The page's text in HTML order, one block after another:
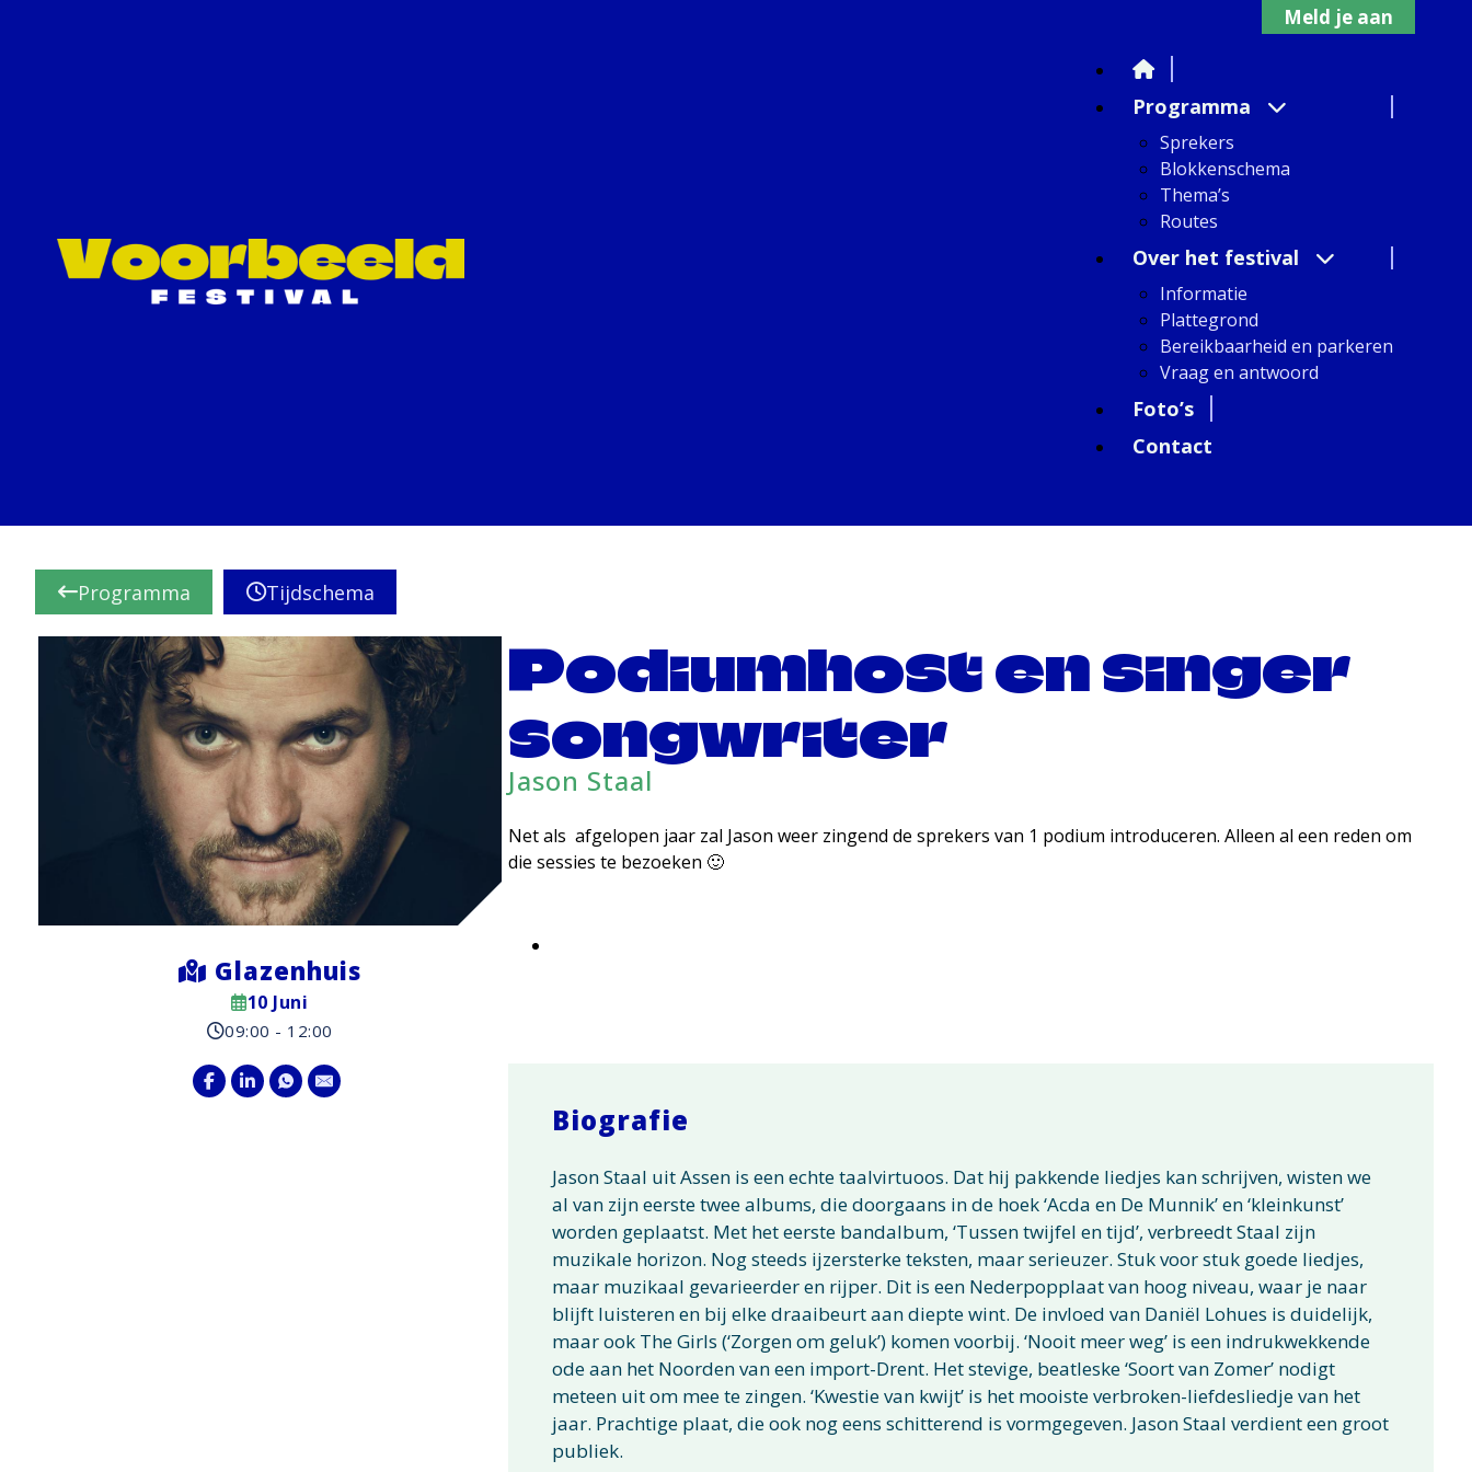
Meld je aan
Programma
Sprekers
Blokkenschema
Thema’s
Routes
Over het festival
Informatie
Plattegrond
Bereikbaarheid en parkeren
Vraag en antwoord
Foto’s
Contact
Programma Tijdschema
Glazenhuis
10 Juni
09:00 - 12:00
Podiumhost en singer
songwriter
Jason Staal
Net als afgelopen jaar zal Jason weer zingend de sprekers van 1 podium introduceren. Alleen al een reden om
die sessies te bezoeken 🙂
Biografie
Jason Staal uit Assen is een echte taalvirtuoos. Dat hij pakkende liedjes kan schrijven, wisten we
al van zijn eerste twee albums, die doorgaans in de hoek ‘Acda en De Munnik’ en ‘kleinkunst’
worden geplaatst. Met het eerste bandalbum, ‘Tussen twijfel en tijd’, verbreedt Staal zijn
muzikale horizon. Nog steeds ijzersterke teksten, maar serieuzer. Stuk voor stuk goede liedjes,
maar muzikaal gevarieerder en rijper. Dit is een Nederpopplaat van hoog niveau, waar je naar
blijft luisteren en bij elke draaibeurt aan diepte wint. De invloed van Daniël Lohues is duidelijk,
maar ook The Girls (‘Zorgen om geluk’) komen voorbij. ‘Nooit meer weg’ is een indrukwekkende
ode aan het Noorden van een import-Drent. Het stevige, beatleske ‘Soort van Zomer’ nodigt
meteen uit om mee te zingen. ‘Kwestie van kwijt’ is het mooiste verbroken-liefdesliedje van het
jaar. Prachtige plaat, die ook nog eens schitterend is vormgegeven. Jason Staal verdient een groot
publiek.